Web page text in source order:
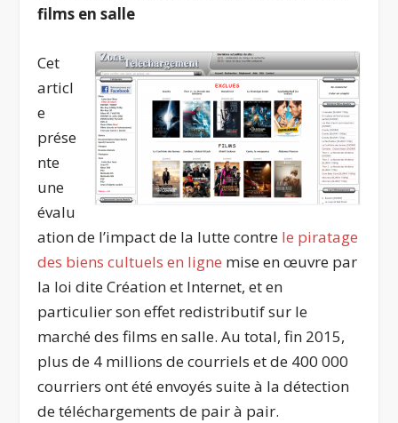
films en salle
Cet
articl
e
prése
nte
une
évalu
ation de l’impact de la lutte contre le piratage
des biens cultuels en ligne mise en œuvre par
la loi dite Création et Internet, et en
particulier son effet redistributif sur le
marché des films en salle. Au total, fin 2015,
plus de 4 millions de courriels et de 400 000
courriers ont été envoyés suite à la détection
de téléchargements de pair à pair.